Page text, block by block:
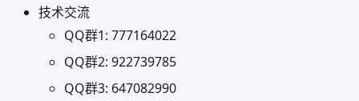
技术交流
QQ群1: 777164022
QQ群2: 922739785
QQ群3: 647082990